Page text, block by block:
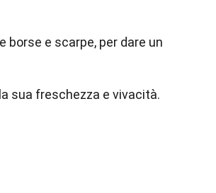
e scarpe, per dare un
sua freschezza e vivacità.